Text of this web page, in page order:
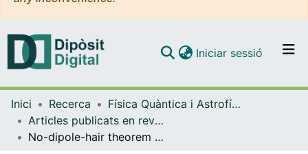
Navega per tot el DD
Iniciar sessió (current)
Inici Recerca
Física Quàntica i Astrofísica
Articles publicats en revistes (Física Quàntica i Astrofísica)
No-dipole-hair theorem for higher-dimensional static black holes